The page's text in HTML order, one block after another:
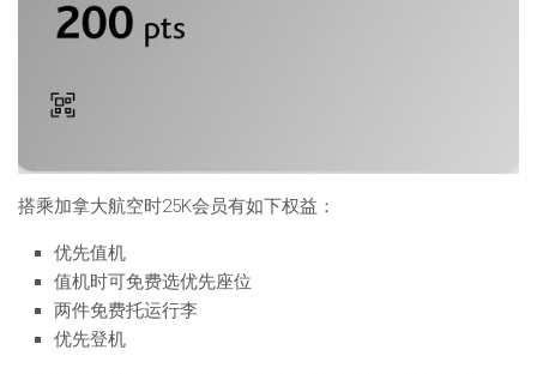
搭乘加拿大航空时25K会员有如下权益：
优先值机
值机时可免费选优先座位
两件免费托运行李
优先登机